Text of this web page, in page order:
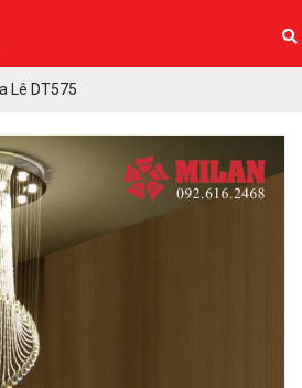
Lê DT575